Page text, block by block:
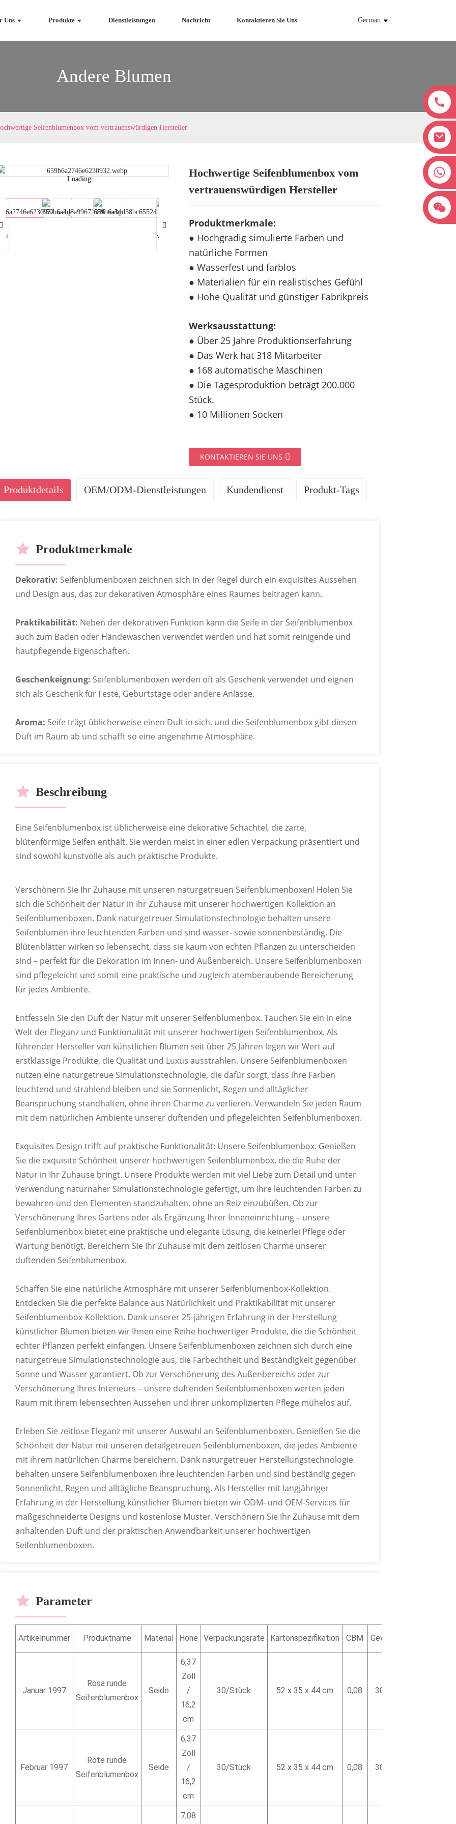
Uns Produkte Dienstleistungen Nachricht Kontaktieren Sie Uns German
Andere Blumen
Seifenblumenbox vom vertrauenswürdigen Hersteller
Loading...
Loading... Loading...
Loading... Loading...
Loading...
Hochwertige Seifenblumenbox vom
vertrauenswürdigen Hersteller
Produktmerkmale:
● Hochgradig simulierte Farben und
natürliche Formen
● Wasserfest und farblos
● Materialien für ein realistisches Gefühl
● Hohe Qualität und günstiger Fabrikpreis
Werksausstattung:
● Über 25 Jahre Produktionserfahrung
● Das Werk hat 318 Mitarbeiter
● 168 automatische Maschinen
● Die Tagesproduktion beträgt 200.000
Stück.
● 10 Millionen Socken
KONTAKTIEREN SIE UNS
Produktdetails OEM/ODM-Dienstleistungen Kundendienst Produkt-Tags
Produktmerkmale
Dekorativ: Seifenblumenboxen zeichnen sich in der Regel durch ein exquisites Aussehen
und Design aus, das zur dekorativen Atmosphäre eines Raumes beitragen kann.
Praktikabilität: Neben der dekorativen Funktion kann die Seife in der Seifenblumenbox
auch zum Baden oder Händewaschen verwendet werden und hat somit reinigende und
hautpflegende Eigenschaften.
Geschenkeignung: Seifenblumenboxen werden oft als Geschenk verwendet und eignen
sich als Geschenk für Feste, Geburtstage oder andere Anlässe.
Aroma: Seife trägt üblicherweise einen Duft in sich, und die Seifenblumenbox gibt diesen
Duft im Raum ab und schafft so eine angenehme Atmosphäre.
Beschreibung
Eine Seifenblumenbox ist üblicherweise eine dekorative Schachtel, die zarte,
blütenförmige Seifen enthält. Sie werden meist in einer edlen Verpackung präsentiert und
sind sowohl kunstvolle als auch praktische Produkte.
Verschönern Sie Ihr Zuhause mit unseren naturgetreuen Seifenblumenboxen! Holen Sie
sich die Schönheit der Natur in Ihr Zuhause mit unserer hochwertigen Kollektion an
Seifenblumenboxen. Dank naturgetreuer Simulationstechnologie behalten unsere
Seifenblumen ihre leuchtenden Farben und sind wasser- sowie sonnenbeständig. Die
Blütenblätter wirken so lebensecht, dass sie kaum von echten Pflanzen zu unterscheiden
sind – perfekt für die Dekoration im Innen- und Außenbereich. Unsere Seifenblumenboxen
sind pflegeleicht und somit eine praktische und zugleich atemberaubende Bereicherung
für jedes Ambiente.
Entfesseln Sie den Duft der Natur mit unserer Seifenblumenbox. Tauchen Sie ein in eine
Welt der Eleganz und Funktionalität mit unserer hochwertigen Seifenblumenbox. Als
führender Hersteller von künstlichen Blumen seit über 25 Jahren legen wir Wert auf
erstklassige Produkte, die Qualität und Luxus ausstrahlen. Unsere Seifenblumenboxen
nutzen eine naturgetreue Simulationstechnologie, die dafür sorgt, dass ihre Farben
leuchtend und strahlend bleiben und sie Sonnenlicht, Regen und alltäglicher
Beanspruchung standhalten, ohne ihren Charme zu verlieren. Verwandeln Sie jeden Raum
mit dem natürlichen Ambiente unserer duftenden und pflegeleichten Seifenblumenboxen.
Exquisites Design trifft auf praktische Funktionalität: Unsere Seifenblumenbox. Genießen
Sie die exquisite Schönheit unserer hochwertigen Seifenblumenbox, die die Ruhe der
Natur in Ihr Zuhause bringt. Unsere Produkte werden mit viel Liebe zum Detail und unter
Verwendung naturnaher Simulationstechnologie gefertigt, um ihre leuchtenden Farben zu
bewahren und den Elementen standzuhalten, ohne an Reiz einzubüßen. Ob zur
Verschönerung Ihres Gartens oder als Ergänzung Ihrer Inneneinrichtung – unsere
Seifenblumenbox bietet eine praktische und elegante Lösung, die keinerlei Pflege oder
Wartung benötigt. Bereichern Sie Ihr Zuhause mit dem zeitlosen Charme unserer
duftenden Seifenblumenbox.
Schaffen Sie eine natürliche Atmosphäre mit unserer Seifenblumenbox-Kollektion.
Entdecken Sie die perfekte Balance aus Natürlichkeit und Praktikabilität mit unserer
Seifenblumenbox-Kollektion. Dank unserer 25-jährigen Erfahrung in der Herstellung
künstlicher Blumen bieten wir Ihnen eine Reihe hochwertiger Produkte, die die Schönheit
echter Pflanzen perfekt einfangen. Unsere Seifenblumenboxen zeichnen sich durch eine
naturgetreue Simulationstechnologie aus, die Farbechtheit und Beständigkeit gegenüber
Sonne und Wasser garantiert. Ob zur Verschönerung des Außenbereichs oder zur
Verschönerung Ihres Interieurs – unsere duftenden Seifenblumenboxen werten jeden
Raum mit ihrem lebensechten Aussehen und ihrer unkomplizierten Pflege mühelos auf.
Erleben Sie zeitlose Eleganz mit unserer Auswahl an Seifenblumenboxen. Genießen Sie die
Schönheit der Natur mit unseren detailgetreuen Seifenblumenboxen, die jedes Ambiente
mit ihrem natürlichen Charme bereichern. Dank naturgetreuer Herstellungstechnologie
behalten unsere Seifenblumenboxen ihre leuchtenden Farben und sind beständig gegen
Sonnenlicht, Regen und alltägliche Beanspruchung. Als Hersteller mit langjähriger
Erfahrung in der Herstellung künstlicher Blumen bieten wir ODM- und OEM-Services für
maßgeschneiderte Designs und kostenlose Muster. Verschönern Sie Ihr Zuhause mit dem
anhaltenden Duft und der praktischen Anwendbarkeit unserer hochwertigen
Seifenblumenboxen.
Parameter
Artikelnummer Produktname Material Höhe Verpackungsrate Kartonspezifikation CBM Gewicht
Januar 1997
Rosa runde
Seifenblumenbox
Seide
6,37
Zoll
/
16,2
cm
30/Stück 52 x 35 x 44 cm 0,08 300 g
Februar 1997
Rote runde
Seifenblumenbox
Seide
6,37
Zoll
/
16,2
cm
30/Stück 52 x 35 x 44 cm 0,08 300 g
7,08
ODM
OEM
RoHS-Zertifizierung
Bestanden
BSCI-Zertifizierung
Zahlreiche Geschäfte bieten die Möglichkeit, verschiedene Blumensträuße individuell
zusammenzustellen.
ANPASSBAR
Passen Sie die Farbe Ihres Produkts anhand der Pantone-Farbkarte an.
IN VERSCHIEDENEN FORMEN ANPASSBAR
Passen Sie die Farbe Ihres Produkts anhand der Pantone-Farbkarte an.
ANPASSBARES LOGO
Wir können exklusive Etiketten, Kartonlogos usw. individuell gestalten.